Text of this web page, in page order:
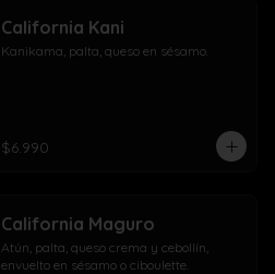
California Kani
Kanikama, palta, queso en sésamo.
$6.990
California Maguro
Atún, palta, queso crema y cebollín,
envuelto en sésamo o ciboulette.